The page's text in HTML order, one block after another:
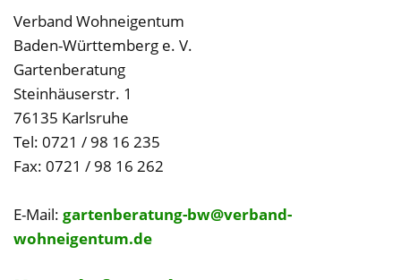
Verband Wohneigentum
Baden-Württemberg e. V.
Gartenberatung
Steinhäuserstr. 1
76135 Karlsruhe
Tel: 0721 / 98 16 235
Fax: 0721 / 98 16 262
E-Mail: gartenberatung-bw@verband-
wohneigentum.de